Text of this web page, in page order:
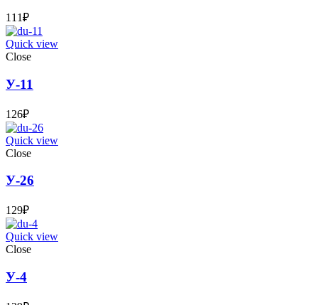
111₽
Quick view
Close
У-11
126₽
Quick view
Close
У-26
129₽
Quick view
Close
У-4